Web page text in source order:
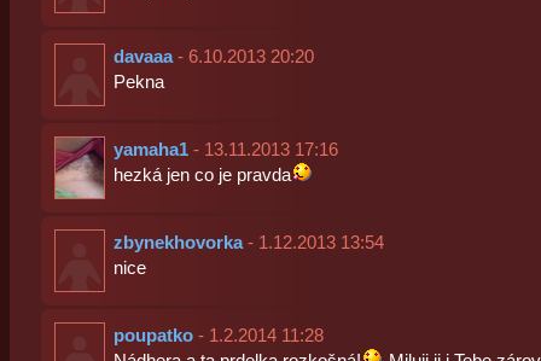
davaaa- 6.10.2013 20:20
Pekna
yamaha1- 13.11.2013 17:16
hezká jen co je pravda
zbynekhovorka- 1.12.2013 13:54
nice
poupatko- 1.2.2014 11:28